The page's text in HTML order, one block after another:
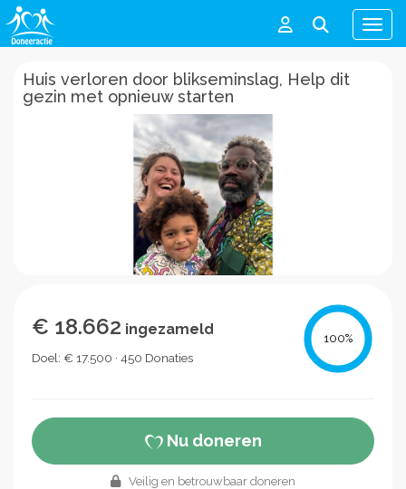
Menu
Huis verloren door blikseminslag, Help dit
gezin met opnieuw starten
€ 18.662 ingezameld
Doel: € 17.500 · 450 Donaties
100%
Nu doneren
Veilig en betrouwbaar doneren